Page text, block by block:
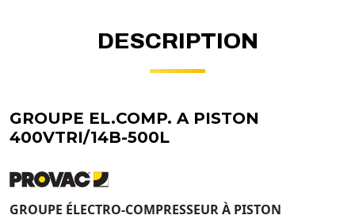
DESCRIPTION
GROUPE EL.COMP. A PISTON
400VTRI/14B-500L
GROUPE ÉLECTRO-COMPRESSEUR À PISTON